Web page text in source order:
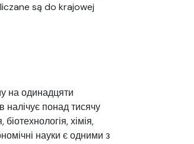
są do krajowej
на одинадцяти
налічує понад тисячу
хімія,
науки є одними з